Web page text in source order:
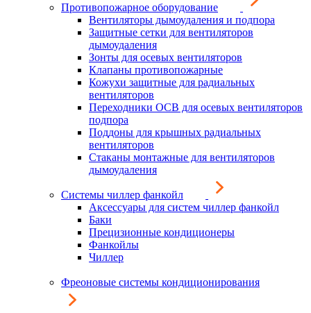
Противопожарное оборудование
Вентиляторы дымоудаления и подпора
Защитные сетки для вентиляторов
дымоудаления
Зонты для осевых вентиляторов
Клапаны противопожарные
Кожухи защитные для радиальных
вентиляторов
Переходники ОСВ для осевых вентиляторов
подпора
Поддоны для крышных радиальных
вентиляторов
Стаканы монтажные для вентиляторов
дымоудаления
Системы чиллер фанкойл
Аксессуары для систем чиллер фанкойл
Баки
Прецизионные кондиционеры
Фанкойлы
Чиллер
Фреоновые системы кондиционирования